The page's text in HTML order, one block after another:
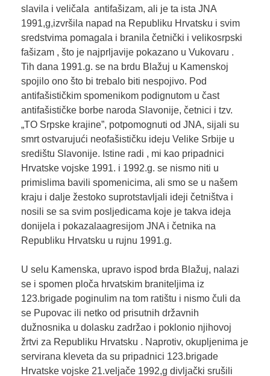
slavila i veličala antifašizam, ali je ta ista JNA
1991,g,izvršila napad na Republiku Hrvatsku i svim
sredstvima pomagala i branila četnički i velikosrpski
fašizam , što je najprljavije pokazano u Vukovaru .
Tih dana 1991.g. se na brdu Blažuj u Kamenskoj
spojilo ono što bi trebalo biti nespojivo. Pod
antifašističkim spomenikom podignutom u čast
antifašističke borbe naroda Slavonije, četnici i tzv.
„TO Srpske krajine”, potpomognuti od JNA, sijali su
smrt ostvarujući neofašističku ideju Velike Srbije u
središtu Slavonije. Istine radi , mi kao pripadnici
Hrvatske vojske 1991. i 1992.g. se nismo niti u
primislima bavili spomenicima, ali smo se u našem
kraju i dalje žestoko suprotstavljali ideji četništva i
nosili se sa svim posljedicama koje je takva ideja
donijela i pokazalaagresijom JNA i četnika na
Republiku Hrvatsku u rujnu 1991.g.
U selu Kamenska, upravo ispod brda Blažuj, nalazi
se i spomen ploča hrvatskim braniteljima iz
123.brigade poginulim na tom ratištu i nismo čuli da
se Pupovac ili netko od prisutnih državnih
dužnosnika u dolasku zadržao i poklonio njihovoj
žrtvi za Republiku Hrvatsku . Naprotiv, okupljenima je
servirana kleveta da su pripadnici 123.brigade
Hrvatske vojske 21.veljače 1992,g divljački srušili